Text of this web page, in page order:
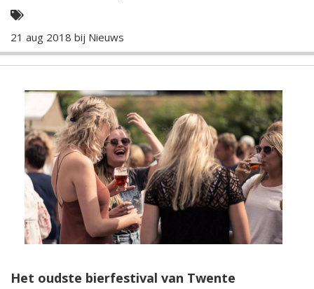
21 aug 2018 bij Nieuws
Het oudste bierfestival van Twente